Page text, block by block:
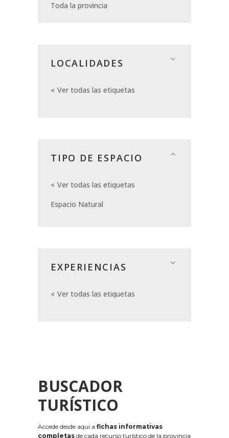
Toda la provincia
LOCALIDADES
Ver todas las etiquetas
TIPO DE ESPACIO
Ver todas las etiquetas
Espacio Natural
EXPERIENCIAS
Ver todas las etiquetas
BUSCADOR
TURÍSTICO
Accede desde aquí a fichas informativas
completas de cada recurso turístico de la provincia